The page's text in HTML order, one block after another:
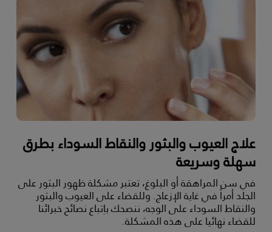
علاج العيوب والبثور والنقاط السوداء بطرق
سهلة وسريعة
في سن المراهقة أو البلوغ، تعتبر مشكلة ظهور البثور على
الجلد أمراً في غاية الإزعاج. وللقضاء على العيوب والبثور
والنقاط السوداء على الوجه، ننصحك باِتباع نصائح خبرائنا
للقضاء نهائيا على هذه المشكلة.